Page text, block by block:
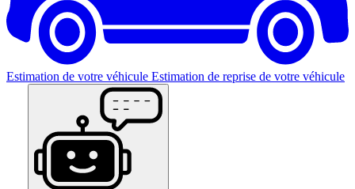
Estimation de votre véhicule Estimation de reprise de votre véhicule